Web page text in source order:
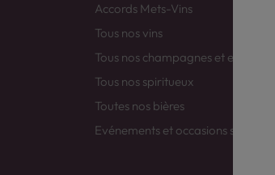
Accords Mets-Vins
Tous nos vins
Tous nos champagnes et
Tous nos spiritueux
Toutes nos bières
Evénements et occasions spéciales